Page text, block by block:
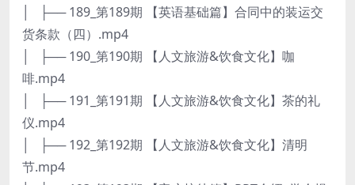
│ ├── 189_第189期 【英语基础篇】合同中的装运交
货条款（四）.mp4
│ ├── 190_第190期 【人文旅游&饮食文化】咖
啡.mp4
│ ├── 191_第191期 【人文旅游&饮食文化】茶的礼
仪.mp4
│ ├── 192_第192期 【人文旅游&饮食文化】清明
节.mp4